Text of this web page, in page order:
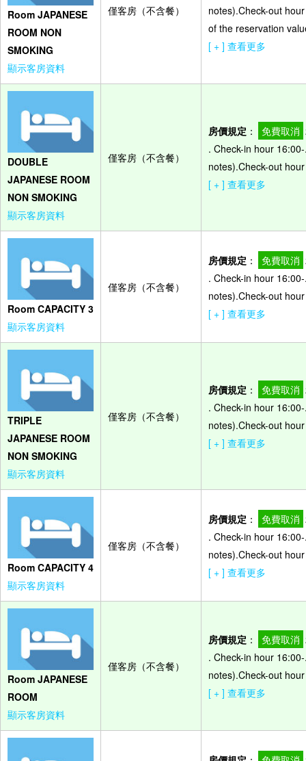
Room JAPANESE
ROOM NON
SMOKING
顯示客房資料
僅客房（不含餐）
notes).Check-out
of the reservation
[ + ] 查看更多
DOUBLE
JAPANESE ROOM
NON SMOKING
顯示客房資料
僅客房（不含餐）
房價規定 ： 免費取消
. Check-in hour
notes).Check-out
[ + ] 查看更多
Room CAPACITY 3
顯示客房資料
僅客房（不含餐）
房價規定 ： 免費取消
. Check-in hour
notes).Check-out
[ + ] 查看更多
TRIPLE
JAPANESE ROOM
NON SMOKING
顯示客房資料
僅客房（不含餐）
房價規定 ： 免費取消
. Check-in hour
notes).Check-out
[ + ] 查看更多
Room CAPACITY 4
顯示客房資料
僅客房（不含餐）
房價規定 ： 免費取消
. Check-in hour
notes).Check-out
[ + ] 查看更多
Room JAPANESE
ROOM
顯示客房資料
僅客房（不含餐）
房價規定 ： 免費取消
. Check-in hour
notes).Check-out
[ + ] 查看更多